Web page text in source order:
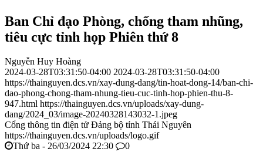
Ban Chỉ đạo Phòng, chống tham nhũng,
tiêu cực tỉnh họp Phiên thứ 8
Nguyễn Huy Hoàng
2024-03-28T03:31:50-04:00 2024-03-28T03:31:50-04:00
https://thainguyen.dcs.vn/xay-dung-dang/tin-hoat-dong-14/ban-chi-
dao-phong-chong-tham-nhung-tieu-cuc-tinh-hop-phien-thu-8-
947.html https://thainguyen.dcs.vn/uploads/xay-dung-
dang/2024_03/image-20240328143032-1.jpeg
Cổng thông tin điện tử Đảng bộ tỉnh Thái Nguyên
https://thainguyen.dcs.vn/uploads/logo.gif
Thứ ba - 26/03/2024 22:30
0